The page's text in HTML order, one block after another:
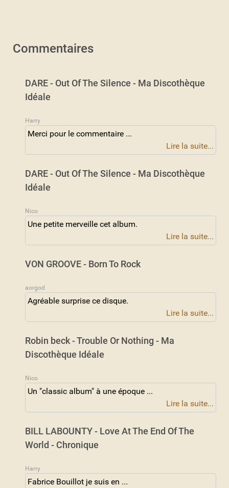
Commentaires
DARE - Out Of The Silence - Ma Discothèque
Idéale
Harry
Merci pour le commentaire ...
Lire la suite...
DARE - Out Of The Silence - Ma Discothèque
Idéale
Nico
Une petite merveille cet album.
Lire la suite...
VON GROOVE - Born To Rock
aorgod
Agréable surprise ce disque.
Lire la suite...
Robin beck - Trouble Or Nothing - Ma
Discothèque Idéale
Nico
Un "classic album" à une époque ...
Lire la suite...
BILL LABOUNTY - Love At The End Of The
World - Chronique
Harry
Fabrice Bouillot je suis en ...